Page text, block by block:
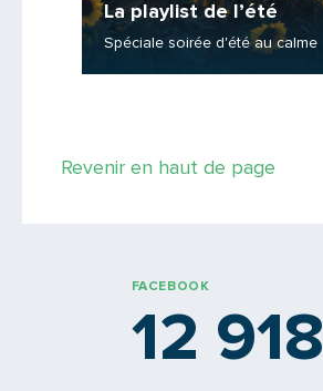
La playlist de l’été
Spéciale soirée d'été au calme
Revenir en haut de page
FACEBOOK
12 918